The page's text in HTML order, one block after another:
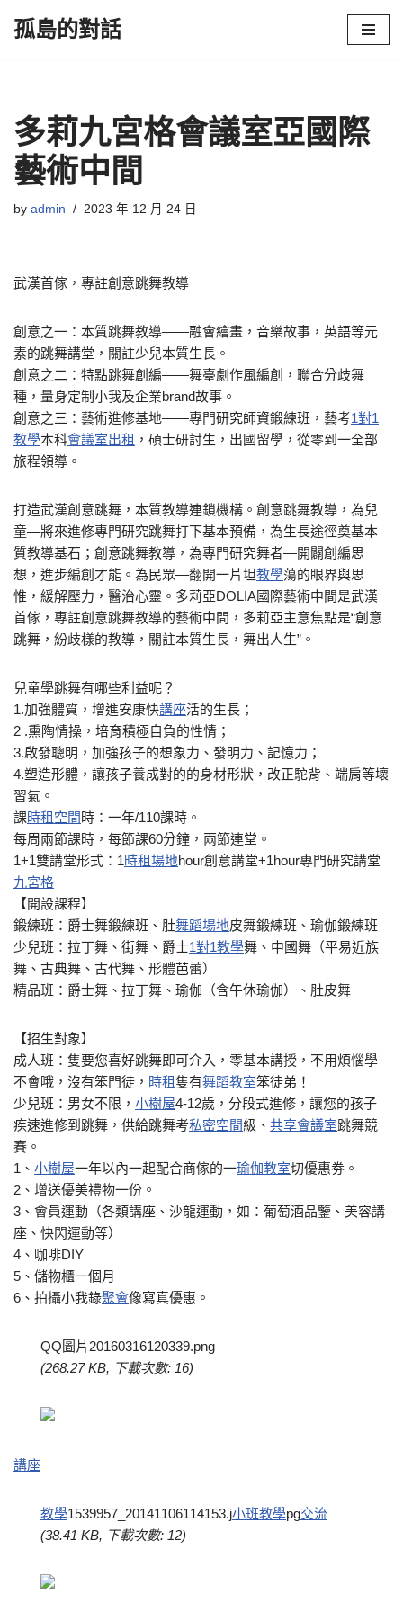
孤島的對話
多莉九宮格會議室亞國際
藝術中間
by admin 2023 年 12 月 24 日
武漢首傢，專註創意跳舞教導
創意之一：本質跳舞教導——融會繪畫，音樂故事，英語等元
素的跳舞講堂，關註少兒本質生長。
創意之二：特點跳舞創編——舞臺劇作風編創，聯合分歧舞
種，量身定制小我及企業brand故事。
創意之三：藝術進修基地——專門研究師資鍛練班，藝考1對1
教學本科會議室出租 ，碩士研討生，出國留學，從零到一全部
旅程領導。
打造武漢創意跳舞，本質教導連鎖機構。創意跳舞教導，為兒
童—將來進修專門研究跳舞打下基本預備，為生長途徑奠基本
質教導基石；創意跳舞教導，為專門研究舞者—開闢創編思
想，進步編創才能。為民眾—翻開一片坦教學蕩的眼界與思
惟，緩解壓力，醫治心靈。多莉亞DOLIA國際藝術中間是武漢
首傢，專註創意跳舞教導的藝術中間，多莉亞主意焦點是“創意
跳舞，紛歧樣的教導，關註本質生長，舞出人生”。
兒童學跳舞有哪些利益呢？
1.加強體質，增進安康快講座活的生長；
2 .熏陶情操，培育積極自負的性情；
3.啟發聰明，加強孩子的想象力、發明力、記憶力；
4.塑造形體，讓孩子養成對的的身材形狀，改正駝背、端肩等壞
習氣。
課時租空間 時：一年/110課時。
每周兩節課時，每節課60分鐘，兩節連堂。
1+1雙講堂形式：1時租場地hour創意講堂+1hour專門研究講堂
九宮格
【開設課程】
鍛練班：爵士舞鍛練班、肚舞蹈場地皮舞鍛練班、瑜伽鍛練班
少兒班：拉丁舞、街舞、爵士1對1教學舞、中國舞（平易近族
舞、古典舞、古代舞、形體芭蕾）
精品班：爵士舞、拉丁舞、瑜伽（含午休瑜伽）、肚皮舞
【招生對象】
成人班：隻要您喜好跳舞即可介入，零基本講授，不用煩惱學
不會哦，沒有笨門徒， 時租隻有舞蹈教室笨徒弟！
少兒班：男女不限， 小樹屋4-12歲，分段式進修，讓您的孩子
疾速進修到跳舞，供給跳舞考私密空間級、 共享會議室跳舞競
賽。
1、 小樹屋一年以內一起配合商傢的一瑜伽教室切優惠劵。
2、增送優美禮物一份。
3、會員運動（各類講座、沙龍運動，如：葡萄酒品鑒、美容講
座、快閃運動等）
4、咖啡DIY
5、儲物櫃一個月
6、拍攝小我錄聚會像寫真優惠。
QQ圖片20160316120339.png
(268.27 KB, 下載次數: 16)
講座
教學1539957_20141106114153.j小班教學pg交流
(38.41 KB, 下載次數: 12)